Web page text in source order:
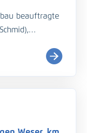
beauftragte
Je
und